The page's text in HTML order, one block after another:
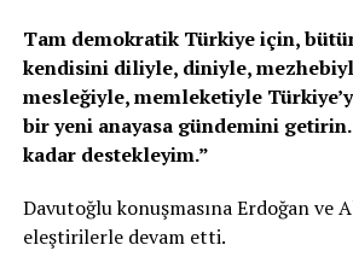
Tam demokratik Türkiye için,
kendisini diliyle, diniyle,
mesleğiyle, memleketiyle
bir yeni anayasa gündemini
kadar destekleyim.”
Davutoğlu konuşmasına Erdoğan ve
eleştirilerle devam etti.